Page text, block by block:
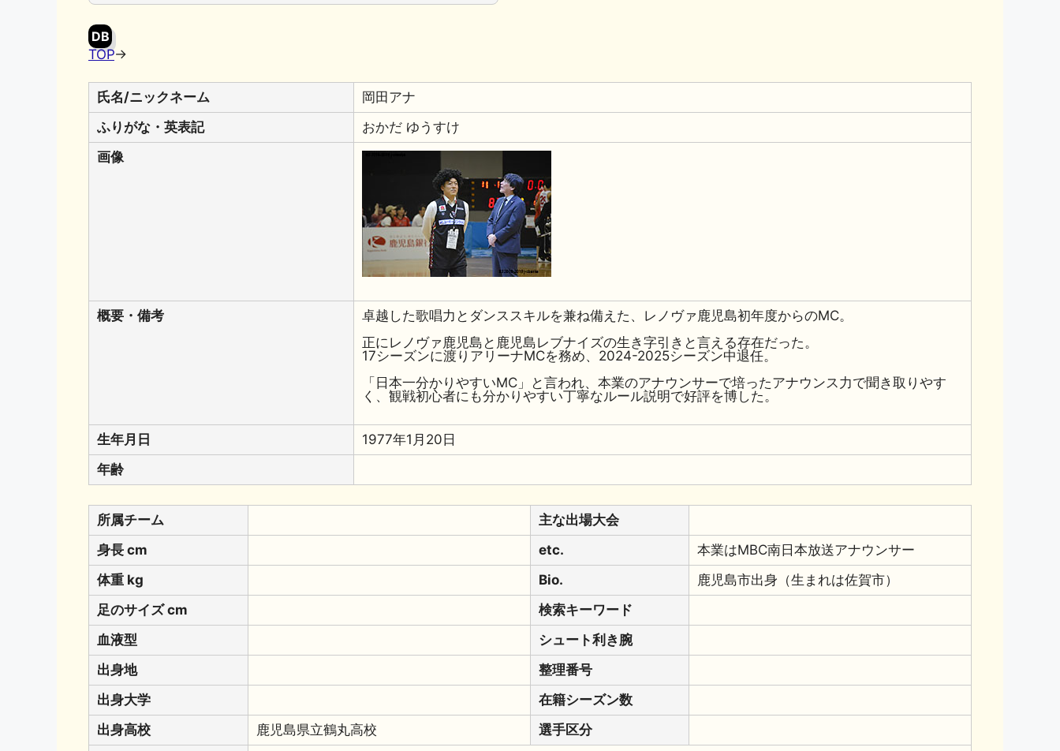
DB
TOP→
氏名/ニックネーム
岡田アナ
ふりがな・英表記
おかだ ゆうすけ
画像
概要・備考
卓越した歌唱力とダンススキルを兼ね備えた、レノヴァ鹿児島初年度からのMC。
正にレノヴァ鹿児島と鹿児島レブナイズの生き字引きと言える存在だった。
17シーズンに渡りアリーナMCを務め、2024-2025シーズン中退任。
「日本一分かりやすいMC」と言われ、本業のアナウンサーで培ったアナウンス力で聞き取りやす
く、観戦初心者にも分かりやすい丁寧なルール説明で好評を博した。
生年月日
1977年1月20日
年齢
所属チーム
主な出場大会
身長 cm
etc.
本業はMBC南日本放送アナウンサー
体重 kg
Bio.
鹿児島市出身（生まれは佐賀市）
足のサイズ cm
検索キーワード
血液型
シュート利き腕
出身地
整理番号
出身大学
在籍シーズン数
出身高校
鹿児島県立鶴丸高校
選手区分